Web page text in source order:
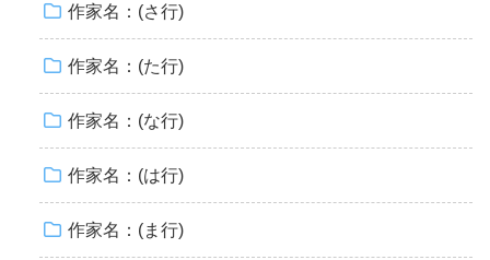
作家名：(さ行)
作家名：(た行)
作家名：(な行)
作家名：(は行)
作家名：(ま行)